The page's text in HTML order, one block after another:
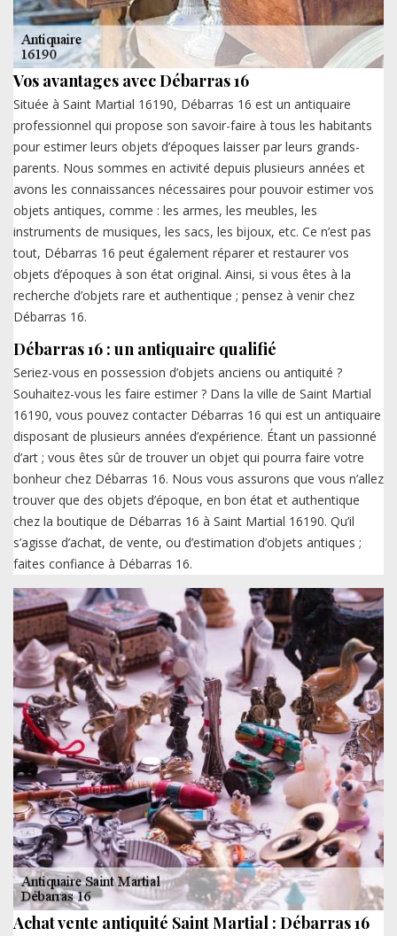
Vos avantages avec Débarras 16
Située à Saint Martial 16190, Débarras 16 est un antiquaire
professionnel qui propose son savoir-faire à tous les habitants
pour estimer leurs objets d’époques laisser par leurs grands-
parents. Nous sommes en activité depuis plusieurs années et
avons les connaissances nécessaires pour pouvoir estimer vos
objets antiques, comme : les armes, les meubles, les
instruments de musiques, les sacs, les bijoux, etc. Ce n’est pas
tout, Débarras 16 peut également réparer et restaurer vos
objets d’époques à son état original. Ainsi, si vous êtes à la
recherche d’objets rare et authentique ; pensez à venir chez
Débarras 16.
Débarras 16 : un antiquaire qualifié
Seriez-vous en possession d’objets anciens ou antiquité ?
Souhaitez-vous les faire estimer ? Dans la ville de Saint Martial
16190, vous pouvez contacter Débarras 16 qui est un antiquaire
disposant de plusieurs années d’expérience. Étant un passionné
d’art ; vous êtes sûr de trouver un objet qui pourra faire votre
bonheur chez Débarras 16. Nous vous assurons que vous n’allez
trouver que des objets d’époque, en bon état et authentique
chez la boutique de Débarras 16 à Saint Martial 16190. Qu’il
s’agisse d’achat, de vente, ou d’estimation d’objets antiques ;
faites confiance à Débarras 16.
Achat vente antiquité Saint Martial : Débarras 16